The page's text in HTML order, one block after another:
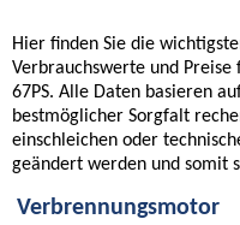
Hier finden Sie die
Verbrauchswerte und
67PS. Alle Daten basieren
bestmöglicher Sorgfalt
einschleichen oder
geändert werden und somit
Verbrennungsmotor